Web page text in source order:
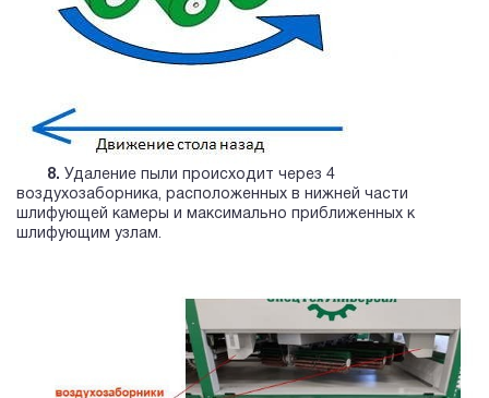
8. Удаление пыли происходит через 4
воздухозаборника, расположенных в нижней части
шлифующей камеры и максимально приближенных к
шлифующим узлам.